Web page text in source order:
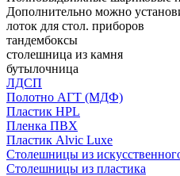
Дополнительно можно
лоток для стол. приборов
тандембоксы
столешница из камня
бутылочница
ЛДСП
Полотно АГТ (МДФ)
Пластик HPL
Пленка ПВХ
Пластик Alvic Luxe
Столешницы из
Столешницы из пластика